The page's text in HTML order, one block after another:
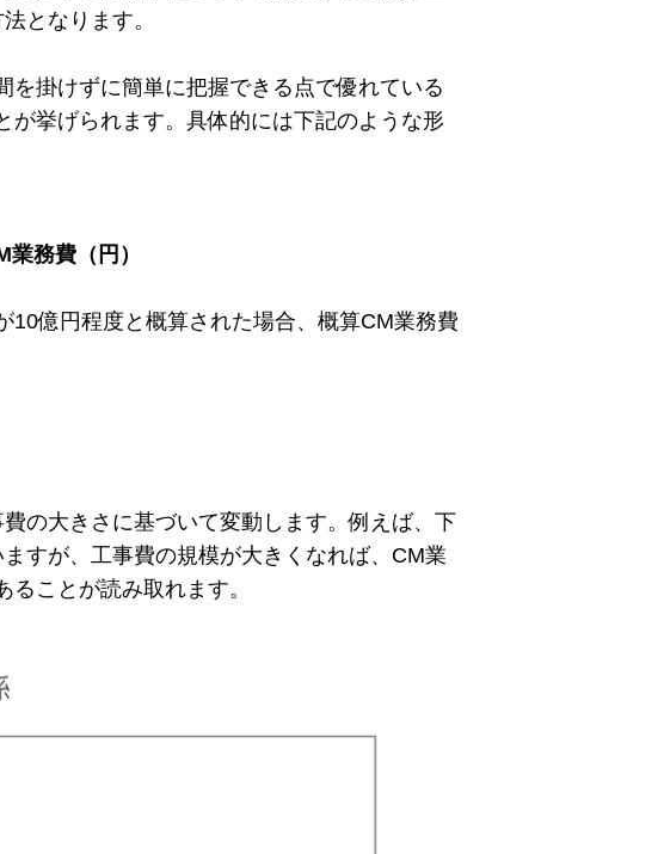
となります。
を掛けずに簡単に把握できる点で優れている
が挙げられます。具体的には下記のような形
務費（円）
億円程度と概算された場合、概算CM業務費
の大きさに基づいて変動します。例えば、下
すが、工事費の規模が大きくなれば、CM業
ことが読み取れます。